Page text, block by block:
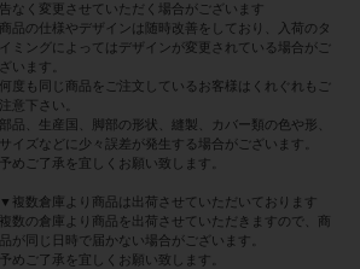
告なく変更させていただく場合がございます
商品の仕様やデザインは随時改善をしており、入荷のタ
イミングによってはデザインが変更されている場合がご
ざいます。
何度も同じ商品をご注文しているお客様はくれぐれもご
注意下さい。
部品、生産国、脚部の形状、縫製、カバー類の色や形、
サイズなどに少々誤差が発生する場合がございます。
予めご了承を宜しくお願い致します。
▼複数倉庫より商品は出荷させていただいております
複数の倉庫より商品を出荷させていただきますので、商
品が同じ日時で届かない場合がございます。
予めご了承を宜しくお願い致します。